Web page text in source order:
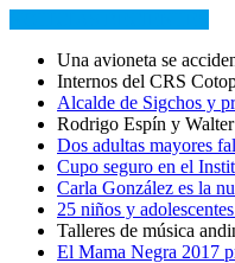
Una avioneta se
Internos del CRS
Alcalde de Sigchos y
Rodrigo Espín y
Dos adultas mayores
Cupo seguro en el
Carla González es la
25 niños y
Talleres de música
El Mama Negra 2017